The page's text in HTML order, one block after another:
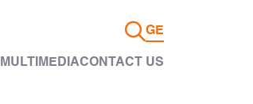
GE
MULTIMEDIACONTACT US